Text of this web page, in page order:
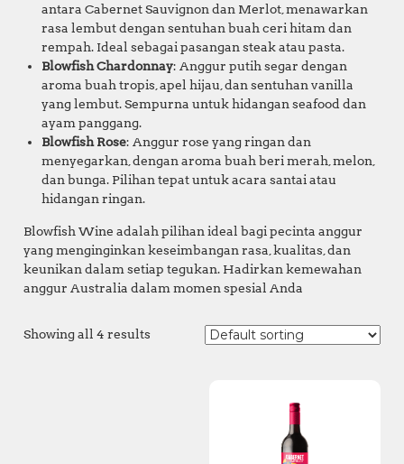
antara Cabernet Sauvignon dan Merlot, menawarkan
rasa lembut dengan sentuhan buah ceri hitam dan
rempah. Ideal sebagai pasangan steak atau pasta.
Blowfish Chardonnay: Anggur putih segar dengan
aroma buah tropis, apel hijau, dan sentuhan vanilla
yang lembut. Sempurna untuk hidangan seafood dan
ayam panggang.
Blowfish Rose: Anggur rose yang ringan dan
menyegarkan, dengan aroma buah beri merah, melon,
dan bunga. Pilihan tepat untuk acara santai atau
hidangan ringan.
Blowfish Wine adalah pilihan ideal bagi pecinta anggur
yang menginginkan keseimbangan rasa, kualitas, dan
keunikan dalam setiap tegukan. Hadirkan kemewahan
anggur Australia dalam momen spesial Anda
Showing all 4 results